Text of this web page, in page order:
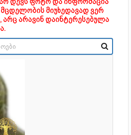
მიუხედავად ვერ
არც არავინ დაინტერესებულა